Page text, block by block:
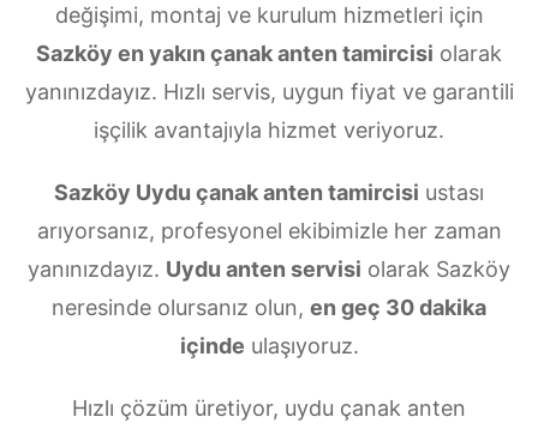
değişimi, montaj ve kurulum hizmetleri için
Sazköy en yakın çanak anten tamircisi olarak
yanınızdayız. Hızlı servis, uygun fiyat ve garantili
işçilik avantajıyla hizmet veriyoruz.
Sazköy Uydu çanak anten tamircisi ustası
arıyorsanız, profesyonel ekibimizle her zaman
yanınızdayız. Uydu anten servisi olarak Sazköy
neresinde olursanız olun, en geç 30 dakika
içinde ulaşıyoruz.
Hızlı çözüm üretiyor, uydu çanak anten